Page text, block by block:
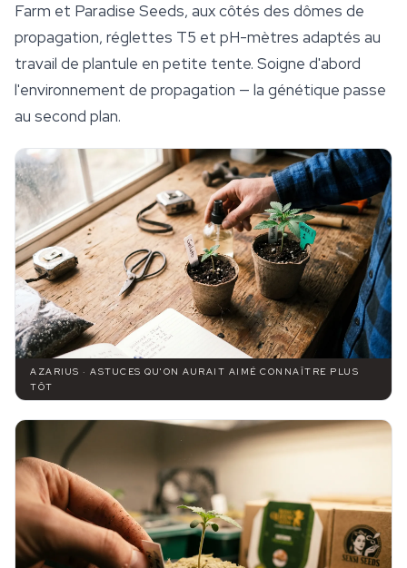
Farm et Paradise Seeds, aux côtés des dômes de
propagation, réglettes T5 et pH-mètres adaptés au
travail de plantule en petite tente. Soigne d'abord
l'environnement de propagation — la génétique passe
au second plan.
AZARIUS · ASTUCES QU'ON AURAIT AIMÉ CONNAÎTRE PLUS
TÔT